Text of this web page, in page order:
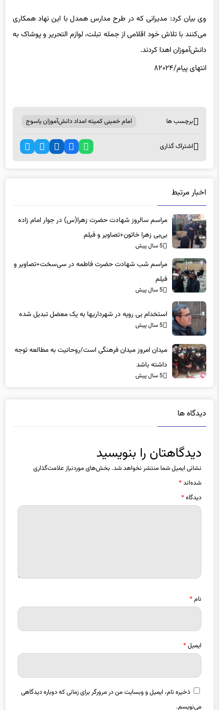
می‌کنند با تلاش خود اقلامی از جمله تبلت، لوازم التحریر و پوشاک به
دانش‌آموزان اهدا کردند.
انتهای پیام/۸۲۰۲۴
مراسم سالروز شهادت حضرت زهرا(س) در جوار امام زاده
بی‌بی زهرا خاتون+تصاویر و فیلم
مراسم شب شهادت حضرت فاطمه در سی‌سخت+تصاویر و
فیلم
5 سال پیش
5 سال پیش
داشته باشد
5 سال پیش
نشانی ایمیل شما منتشر نخواهد شد.بخش‌های موردنیاز علامت‌گذاری
شده‌اند*
دیدگاه*
ایمیل*
ذخیره نام، ایمیل و وبسایت من در مرورگر برای زمانی که دوباره دیدگاهی
می‌نویسم.